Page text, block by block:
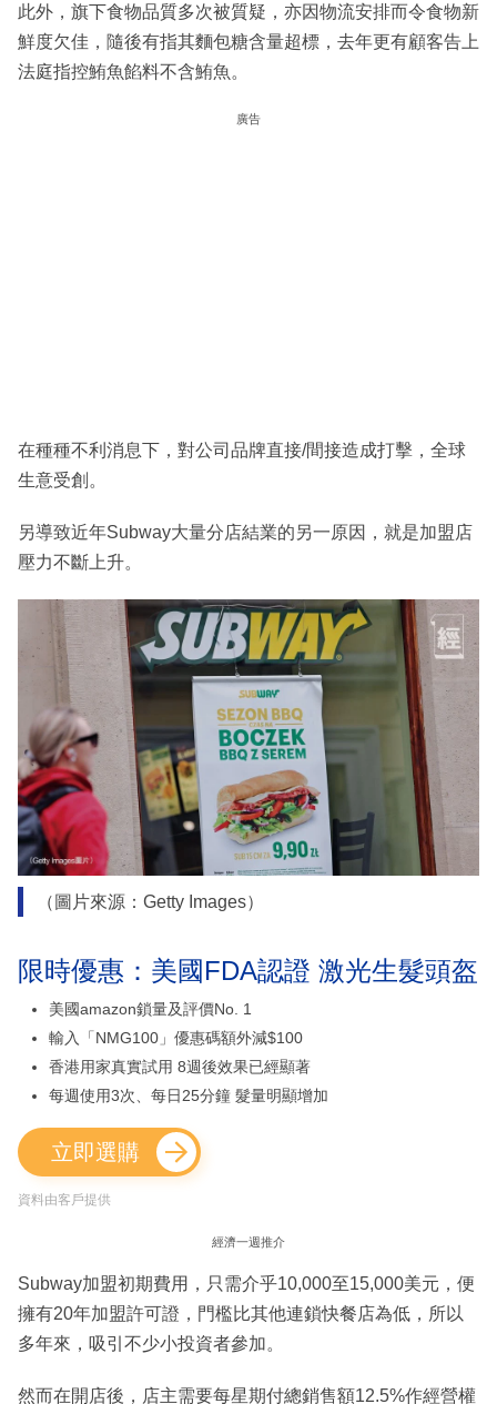
此外，旗下食物品質多次被質疑，亦因物流安排而令食物新
鮮度欠佳，隨後有指其麵包糖含量超標，去年更有顧客告上
法庭指控鮪魚餡料不含鮪魚。
廣告
在種種不利消息下，對公司品牌直接/間接造成打擊，全球
生意受創。
另導致近年Subway大量分店結業的另一原因，就是加盟店
壓力不斷上升。
（圖片來源：Getty Images）
限時優惠：美國FDA認證 激光生髮頭盔
美國amazon鎖量及評價No. 1
輸入「NMG100」優惠碼額外減$100
香港用家真實試用 8週後效果已經顯著
每週使用3次、每日25分鐘 髮量明顯增加
立即選購
資料由客戶提供
經濟一週推介
Subway加盟初期費用，只需介乎10,000至15,000美元，便
擁有20年加盟許可證，門檻比其他連鎖快餐店為低，所以
多年來，吸引不少小投資者參加。
然而在開店後，店主需要每星期付總銷售額12.5%作經營權